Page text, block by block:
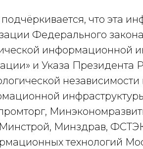
что эта
Федерального
информационной
и Указа Президента
независимости
Минздрав,
технологий